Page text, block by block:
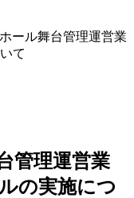
ール舞台管理運営業
て
管理運営業
の実施につ